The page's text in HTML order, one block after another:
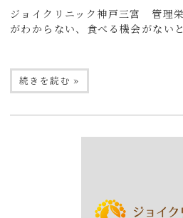
ジョイクリニック神戸三宮 管理
がわからない、食べる機会がない
続きを読む »